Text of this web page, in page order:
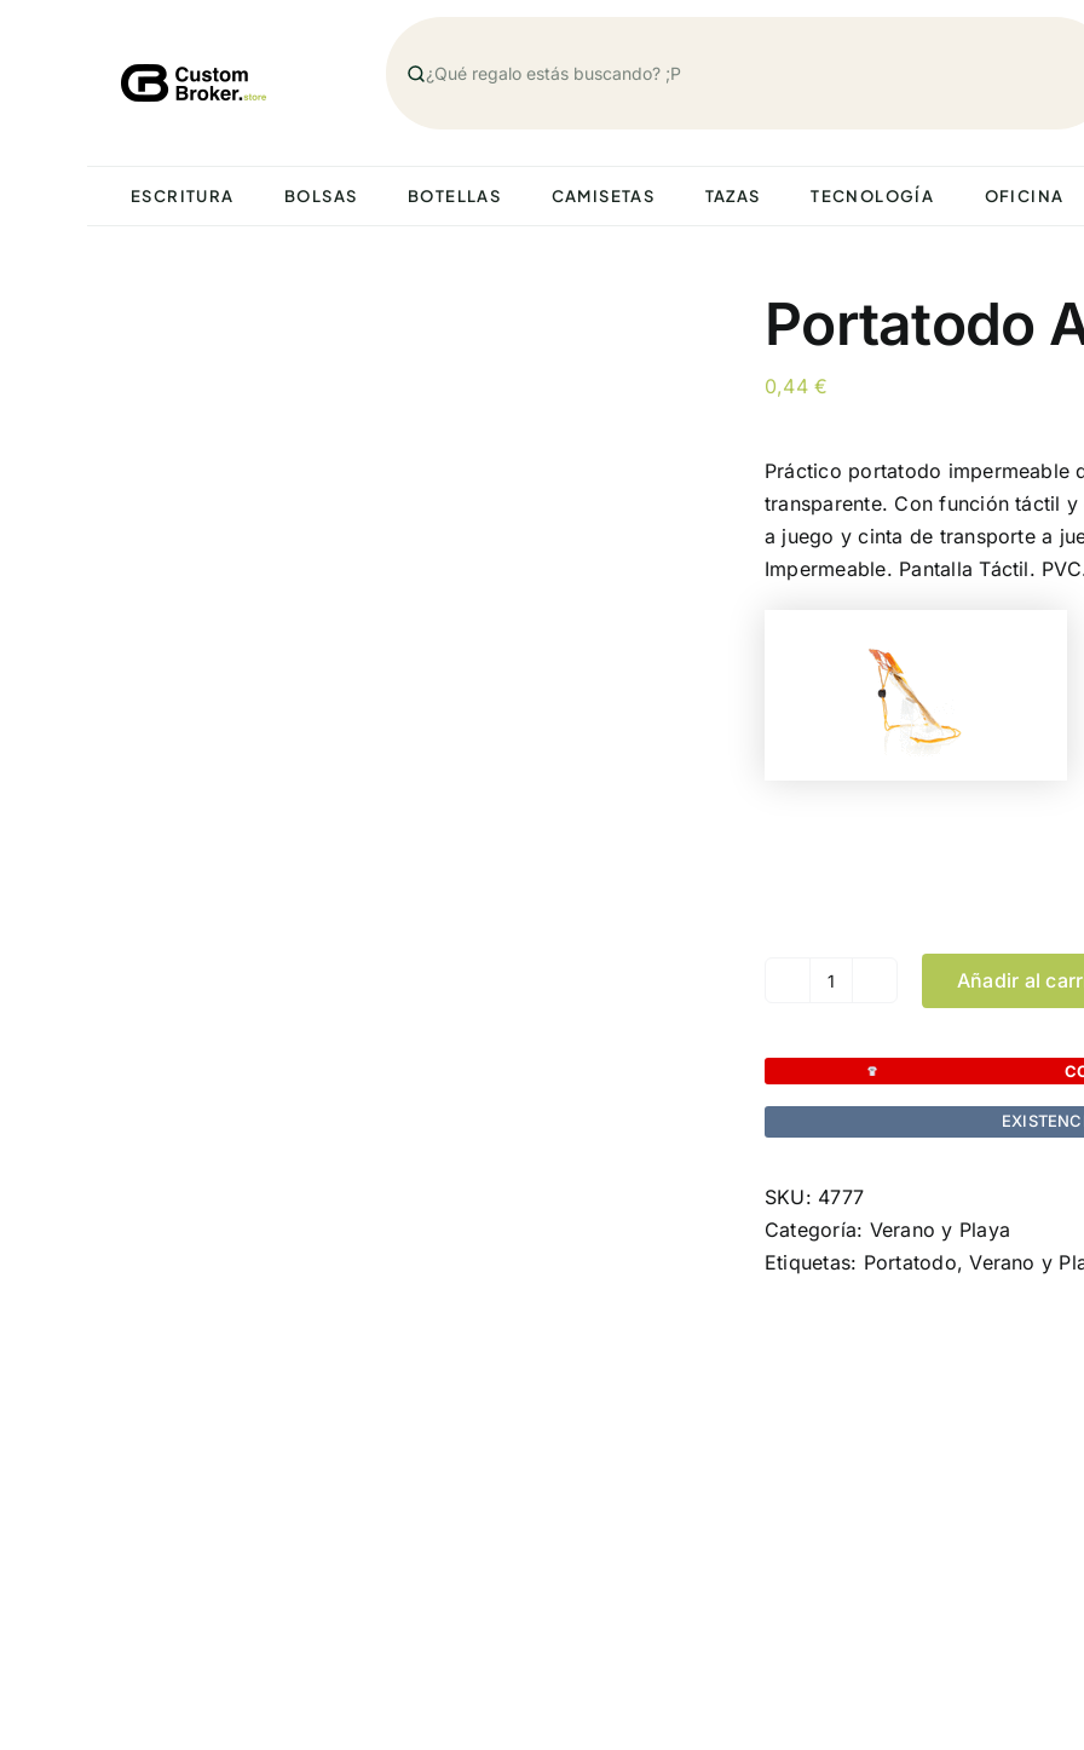
ESCRITURA BOLSAS BOTELLAS CAMISETAS TAZAS TECNOLOGÍA OFICINA
Portatodo
0,44€
Práctico portatodo impermeable
transparente. Con función táctil
a juego y cinta de transporte a
Impermeable. Pantalla Táctil.
Portatodo
cantidad
Añadir al
SKU: 4777
Categoría: Verano y Playa
Etiquetas: Portatodo,Verano y